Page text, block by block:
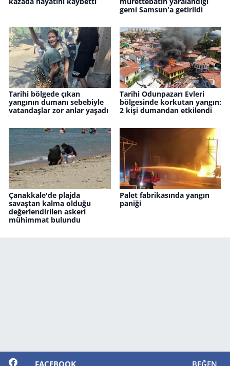
gemi Samsun'a getirildi
Tarihi bölgede çıkan
yangının dumanı sebebiyle
vatandaşlar zor anlar yaşadı
Tarihi Odunpazarı Evleri
bölgesinde korkutan yangın:
2 kişi dumandan etkilendi
Çanakkale'de plajda
savaştan kalma olduğu
değerlendirilen askeri
mühimmat bulundu
Palet fabrikasında yangın
paniği
FACEBOOK BEĞEN